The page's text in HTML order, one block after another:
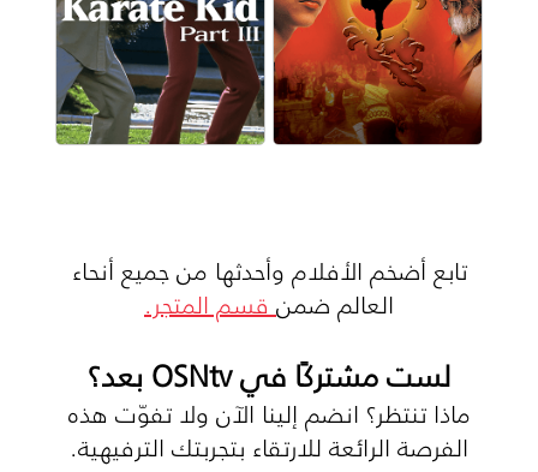
تابع أضخم الأفلام وأحدثها من جميع أنحاء
العالم ضمنقسم المتجر.
لست مشتركًا في OSNtv بعد؟
ماذا تنتظر؟ انضم إلينا الآن ولا تفوّت هذه
الفرصة الرائعة للارتقاء بتجربتك الترفيهية.